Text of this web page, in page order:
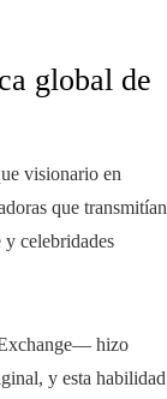
global de
visionario en
que transmitían
y celebridades
hizo
y esta habilidad